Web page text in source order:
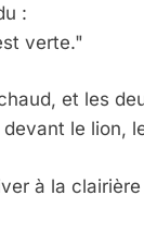
:
verte."
et les
le lion,
à la